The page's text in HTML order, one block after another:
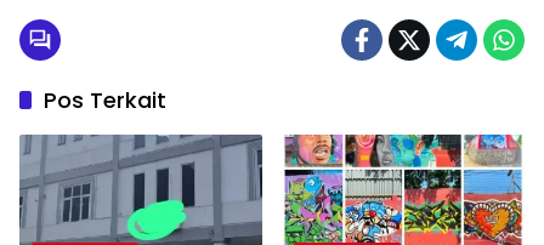
Pos Terkait